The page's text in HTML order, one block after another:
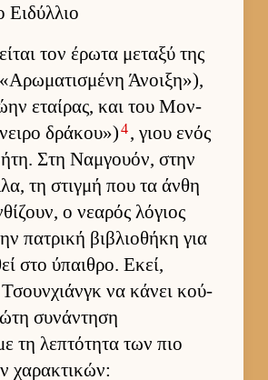
Ειδύλλιο
τον έρωτα μεταξύ της
Άνοι­ξη»),
εταί­ρας, και του Μον­
δράκου»)4, γιου ενός
Στη Ναμ­γουόν, στην
τη στιγμή που τα άνθη
ο νεαρός λόγιος
πατρική βιβλιο­θήκη για
στο ύπαι­θρο. Εκεί,
Τσουν­χιάνγκ να κάνει κού­
συνάντηση
τη λεπτότητα των πιο
χαρακτικών: